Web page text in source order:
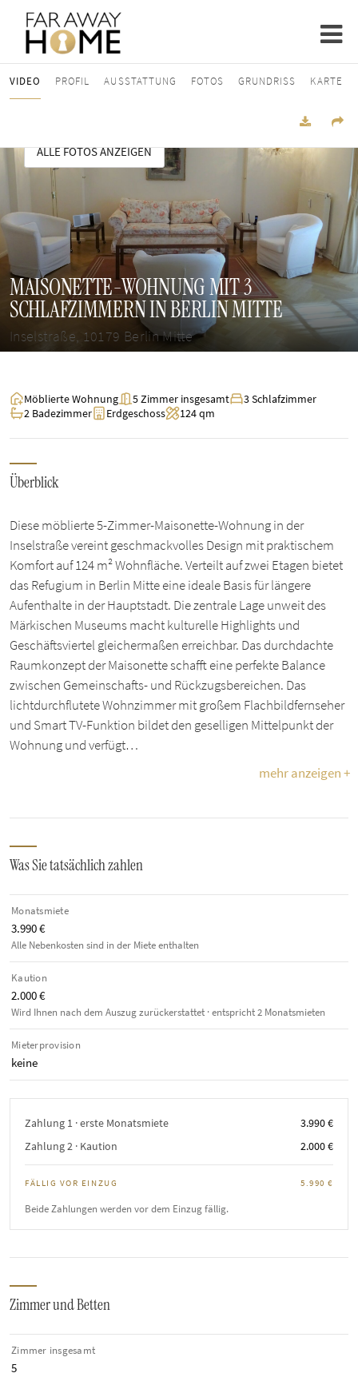
VIDEO PROFIL AUSSTATTUNG FOTOS GRUNDRISS KARTE
ALLE FOTOS ANZEIGEN
MAISONETTE-WOHNUNG MIT 3
SCHLAFZIMMERN IN BERLIN MITTE
Inselstraße, 10179 Berlin Mitte
Möblierte Wohnung 5 Zimmer insgesamt
3 Schlafzimmer
2 Badezimmer
Erdgeschoss 124 qm
Überblick
Diese möblierte 5-Zimmer-Maisonette-Wohnung in der
Inselstraße vereint geschmackvolles Design mit praktischem
Komfort auf 124 m² Wohnfläche. Verteilt auf zwei Etagen bietet
das Refugium in Berlin Mitte eine ideale Basis für längere
Aufenthalte in der Hauptstadt. Die zentrale Lage unweit des
Märkischen Museums macht kulturelle Highlights und
Geschäftsviertel gleichermaßen erreichbar. Das durchdachte
Raumkonzept der Maisonette schafft eine perfekte Balance
zwischen Gemeinschafts- und Rückzugsbereichen. Das
lichtdurchflutete Wohnzimmer mit großem Flachbildfernseher
und Smart TV-Funktion bildet den geselligen Mittelpunkt der
Wohnung und verfügt…
mehr anzeigen +
Was Sie tatsächlich zahlen
Monatsmiete
3.990 €
Alle Nebenkosten sind in der Miete enthalten
Kaution
2.000 €
Wird Ihnen nach dem Auszug zurückerstattet · entspricht 2 Monatsmieten
Mieterprovision
keine
Zahlung 1 · erste Monatsmiete
3.990 €
Zahlung 2 · Kaution
2.000 €
FÄLLIG VOR EINZUG 5.990 €
Beide Zahlungen werden vor dem Einzug fällig.
Zimmer und Betten
Zimmer insgesamt
5